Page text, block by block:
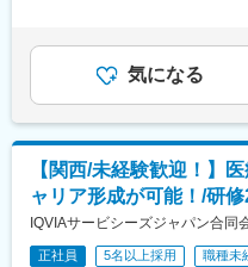
■明確な評価制度：
自身の成果や頑張りが客
また、在籍年数が増える
手当もアップします。つ
る報酬制度になっていま
【サポート体制】
配属後は担当マネージャ
す。また知識・スキルレ
入社時、配属後の研修は
プ体制は業界屈指と評判
ある医薬品メーカーの社
意されています。加えて
より、職種未経験の方が
■同社の特徴：同社は製
にクリニカル、コマーシ
供するグローバル企業で
人の従業員が一丸となっ
であり、選考を通じて
定手当を含めた表記です。
気になる
【関西/未経験歓迎！】
ャリア形成が可能！/研
IQVIAサービシーズジャパン合同
正社員 5名以上採用 職種未